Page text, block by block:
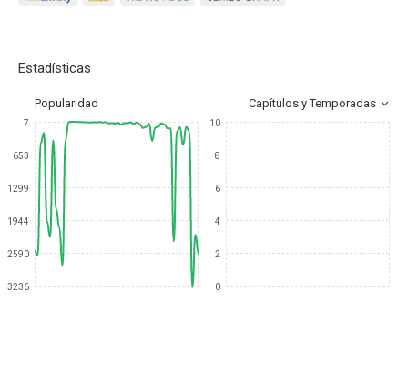
Estadísticas
Popularidad Capítulos y Temporadas
7
653
1299
1944
2590
3236
10
8
6
4
2
0